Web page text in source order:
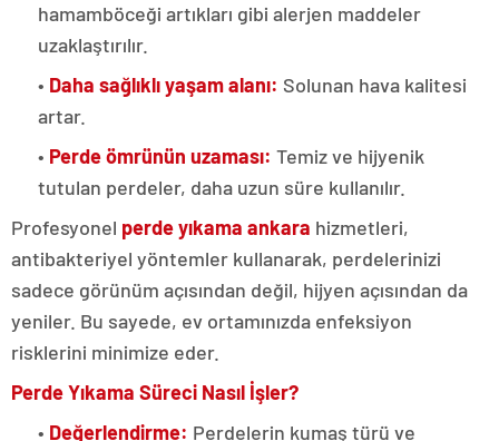
hamamböceği artıkları gibi alerjen maddeler
uzaklaştırılır.
• Daha sağlıklı yaşam alanı: Solunan hava kalitesi
artar.
• Perde ömrünün uzaması: Temiz ve hijyenik
tutulan perdeler, daha uzun süre kullanılır.
Profesyonel perde yıkama ankara hizmetleri,
antibakteriyel yöntemler kullanarak, perdelerinizi
sadece görünüm açısından değil, hijyen açısından da
yeniler. Bu sayede, ev ortamınızda enfeksiyon
risklerini minimize eder.
Perde Yıkama Süreci Nasıl İşler?
• Değerlendirme: Perdelerin kumaş türü ve